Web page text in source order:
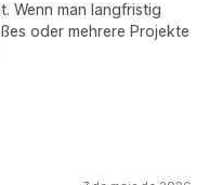
Wenn man langfristig
oder mehrere Projekte